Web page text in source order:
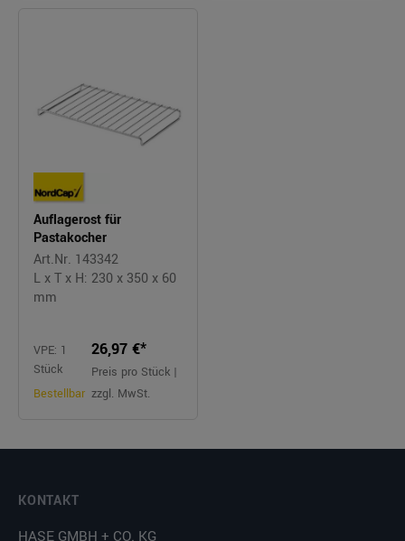
Auflagerost für
Pastakocher
Art.Nr. 143342
L x T x H: 230 x 350 x 60
mm
VPE: 1
Stück
Bestellbar
26,97 €*
Preis pro Stück |
zzgl. MwSt.
KONTAKT
HASE GMBH + CO. KG